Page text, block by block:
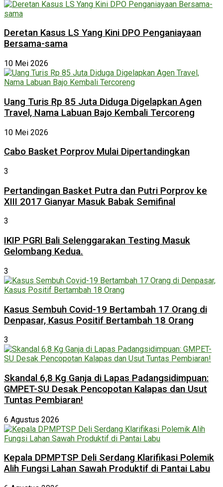
Deretan Kasus LS Yang Kini DPO Penganiayaan
Bersama-sama
10 Mei 2026
Uang Turis Rp 85 Juta Diduga Digelapkan Agen
Travel, Nama Labuan Bajo Kembali Tercoreng
10 Mei 2026
Cabo Basket Porprov Mulai Dipertandingkan
3
Pertandingan Basket Putra dan Putri Porprov ke
XIII 2017 Gianyar Masuk Babak Semifinal
3
IKIP PGRI Bali Selenggarakan Testing Masuk
Gelombang Kedua.
3
Kasus Sembuh Covid-19 Bertambah 17 Orang di
Denpasar, Kasus Positif Bertambah 18 Orang
3
Skandal 6,8 Kg Ganja di Lapas Padangsidimpuan:
GMPET-SU Desak Pencopotan Kalapas dan Usut
Tuntas Pembiaran!
6 Agustus 2026
Kepala DPMPTSP Deli Serdang Klarifikasi Polemik
Alih Fungsi Lahan Sawah Produktif di Pantai Labu